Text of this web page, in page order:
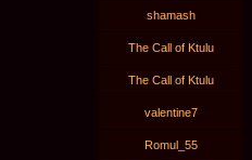
shamash
The Call of Ktulu
The Call of Ktulu
valentine7
Romul_55